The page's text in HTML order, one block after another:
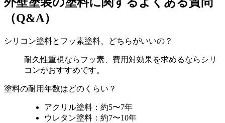
（Q&A）
シリコン塗料とフッ素塗料、どちらがいいの？
耐久性重視ならフッ素、費用対効果を求めるならシリ
コンがおすすめです。
塗料の耐用年数はどのくらい？
アクリル塗料：約5〜7年
ウレタン塗料：約7〜10年